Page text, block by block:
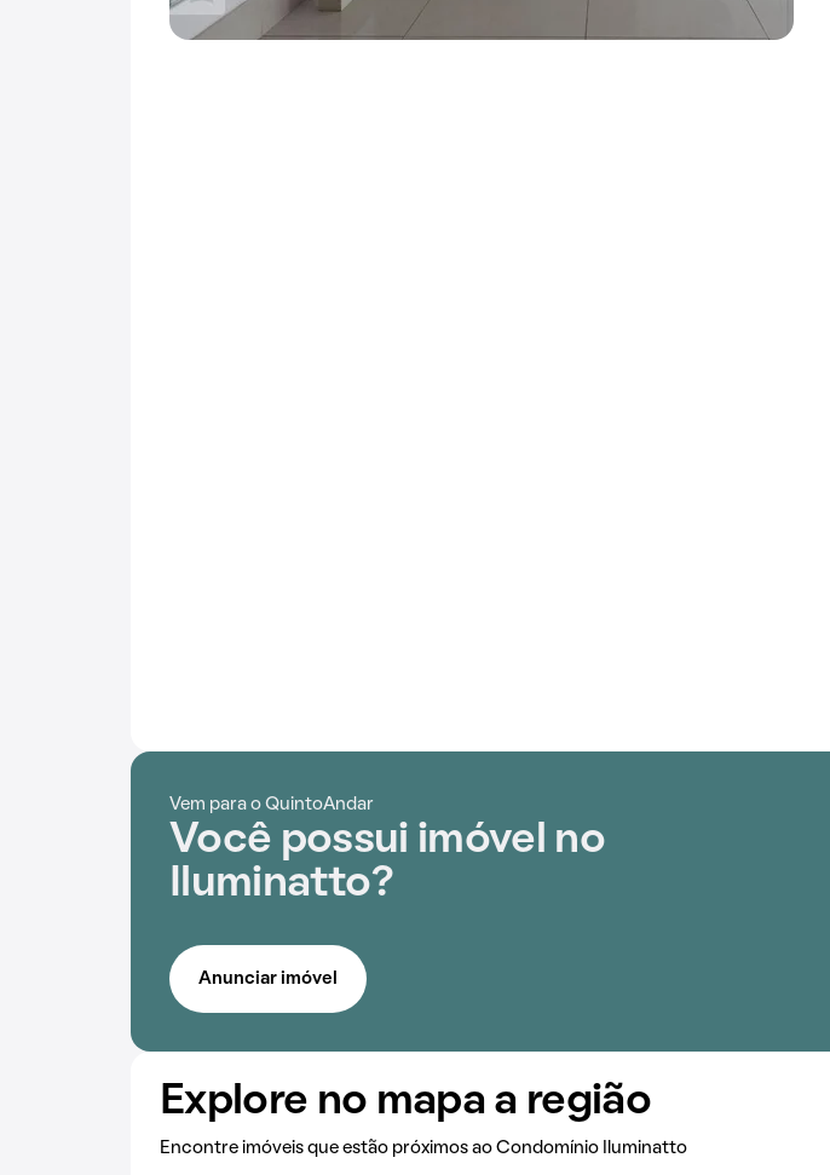
Vem para o QuintoAndar
Você possui imóvel no
Iluminatto?
Anunciar imóvel
Explore no mapa a região
Encontre imóveis que estão próximos ao Condomínio Iluminatto